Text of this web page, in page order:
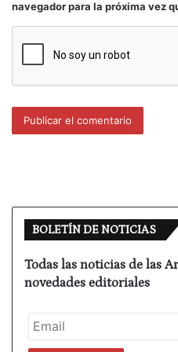
quien se hace,
que con excepción
estaba a medias y
Valle-Inclán,
del Salón
organiza la AAT. Pues
algo más recibimos un
pandemia. Un disgusto
comunicado este
navegador para la próxima vez
BOLETÍN DE NOTICIAS
Todas las noticias de las
novedades editoriales